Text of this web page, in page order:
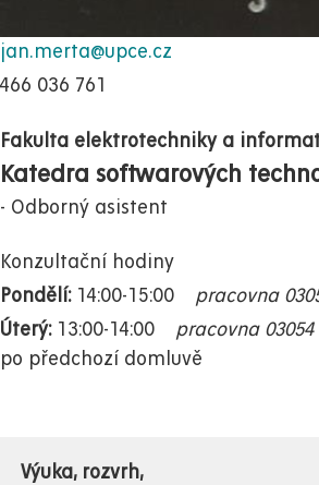
jan.merta@upce.cz
466 036 761
Fakulta elektrotechniky a
Katedra softwarových
Odborný asistent
Konzultační hodiny
Pondělí: 14:00-15:00
pracovna
Úterý: 13:00-14:00
pracovna 03054
po předchozí domluvě
Výuka, rozvrh,